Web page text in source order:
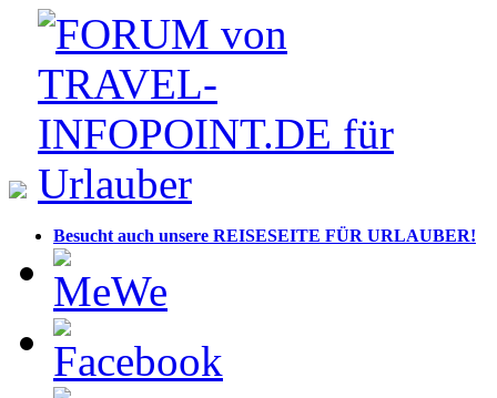
Besucht auch unsere REISESEITE FÜR URLAUBER!